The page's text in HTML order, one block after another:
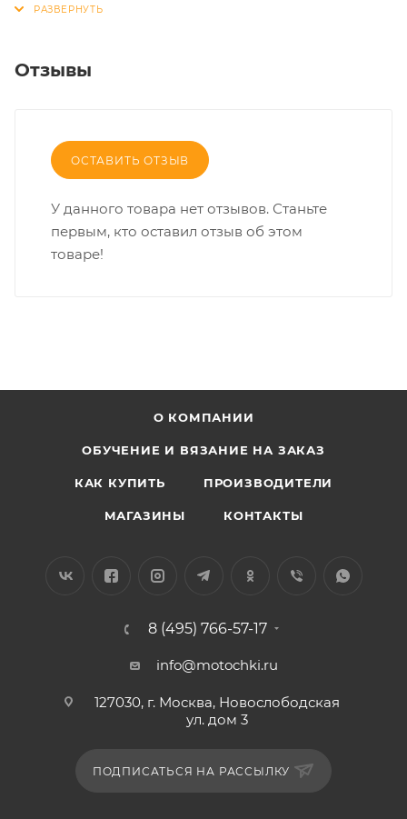
Отзывы
ОСТАВИТЬ ОТЗЫВ
У данного товара нет отзывов. Станьте
первым, кто оставил отзыв об этом
товаре!
О КОМПАНИИ
ОБУЧЕНИЕ И ВЯЗАНИЕ НА ЗАКАЗ
КАК КУПИТЬ ПРОИЗВОДИТЕЛИ
МАГАЗИНЫ КОНТАКТЫ
8 (495) 766-57-17
info@motochki.ru
127030, г. Москва, Новослободская
ул. дом 3
ПОДПИСАТЬСЯ НА РАССЫЛКУ